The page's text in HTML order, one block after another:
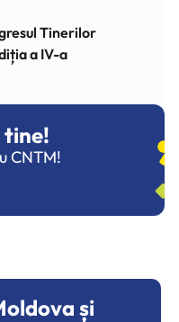
Tinerilor
a IV-a
tine!
CNTM!
și